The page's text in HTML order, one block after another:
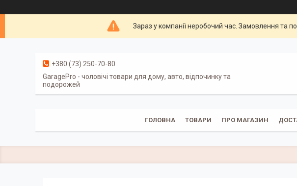
Зараз у компанії неробочий час. Замовлення та
+380 (73) 250-70-80
GaragePro - чоловічі товари для дому, авто, відпочинку та
подорожей
ГОЛОВНА ТОВАРИ ПРО МАГАЗИН